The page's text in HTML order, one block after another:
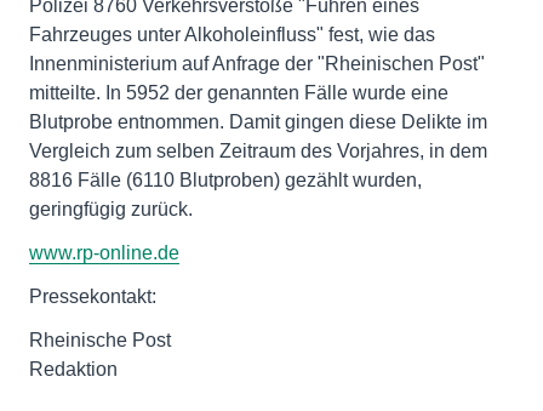
Polizei 8760 Verkehrsverstöße "Führen eines
Fahrzeuges unter Alkoholeinfluss" fest, wie das
Innenministerium auf Anfrage der "Rheinischen Post"
mitteilte. In 5952 der genannten Fälle wurde eine
Blutprobe entnommen. Damit gingen diese Delikte im
Vergleich zum selben Zeitraum des Vorjahres, in dem
8816 Fälle (6110 Blutproben) gezählt wurden,
geringfügig zurück.
www.rp-online.de
Pressekontakt:
Rheinische Post
Redaktion